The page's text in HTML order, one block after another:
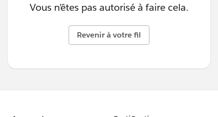
Vous n’êtes pas autorisé à faire cela.
Revenir à votre fil